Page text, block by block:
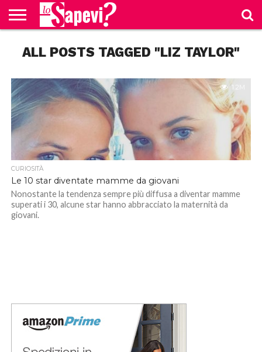
BENESSERE
GOSSIP
PRODOTTI
AMAZON
NEWS
CASA E
CUCINA
ALL POSTS TAGGED "LIZ TAYLOR"
1.2M
CURIOSITÀ
Le 10 star diventate mamme da giovani
Nonostante la tendenza sempre più diffusa a diventar mamme
superati i 30, alcune star hanno abbracciato la maternità da
giovani.